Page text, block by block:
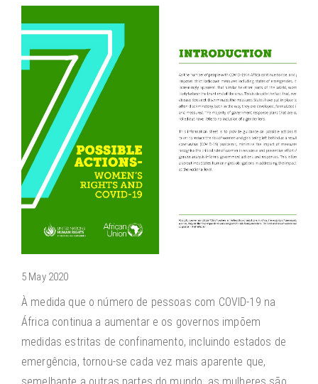
5 May 2020
À medida que o número de pessoas com COVID-19 na
África continua a aumentar e os governos impõem
medidas estritas de confinamento, incluindo estados de
emergência, tornou-se cada vez mais aparente que,